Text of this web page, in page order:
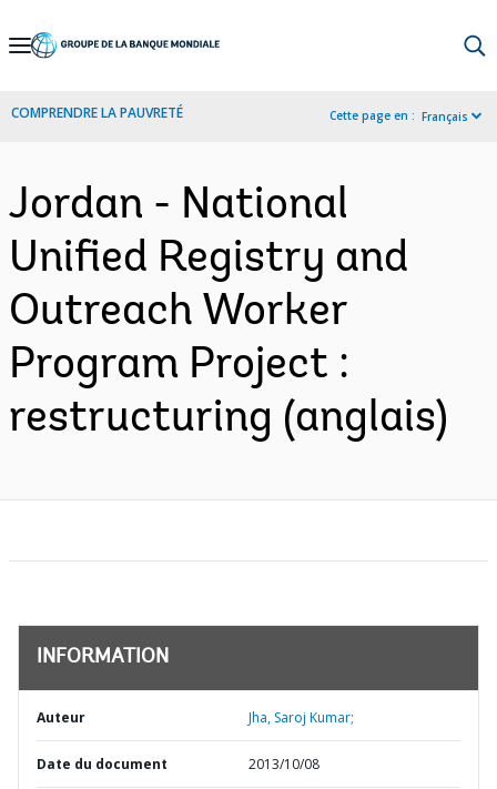
Skip
Navigation
COMPRENDRE LA PAUVRETÉ Cette page en : Français
Jordan - National
Unified Registry and
Outreach Worker
Program Project :
restructuring (anglais)
INFORMATION
Auteur Jha, Saroj Kumar;
Date du document 2013/10/08